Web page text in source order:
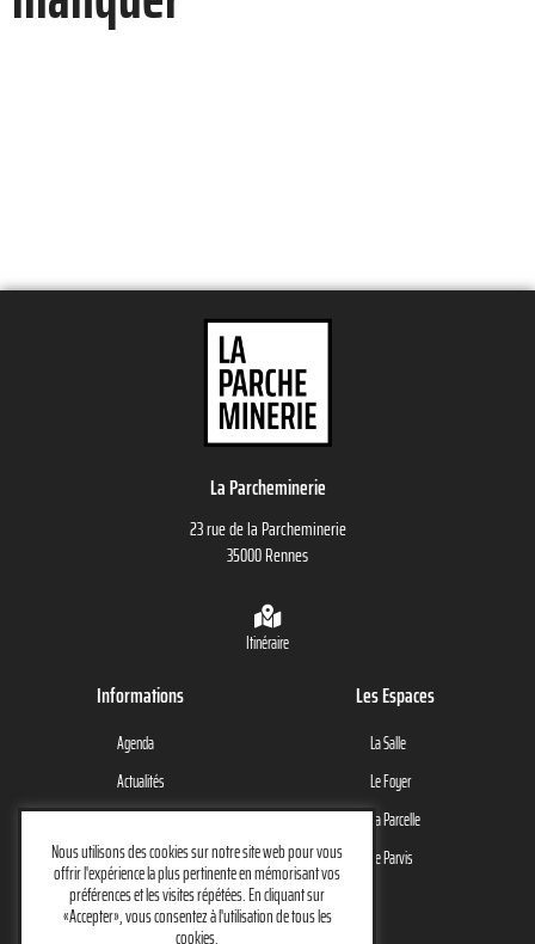
La Parcheminerie
23 rue de la Parcheminerie
35000 Rennes
Itinéraire
Informations
Agenda
Actualités
Le Lieu
Contact
Les Espaces
La Salle
Le Foyer
La Parcelle
Le Parvis
Restons en contact
Nous utilisons des cookies sur notre site web pour vous
offrir l'expérience la plus pertinente en mémorisant vos
préférences et les visites répétées. En cliquant sur
«Accepter», vous consentez à l'utilisation de tous les
cookies.